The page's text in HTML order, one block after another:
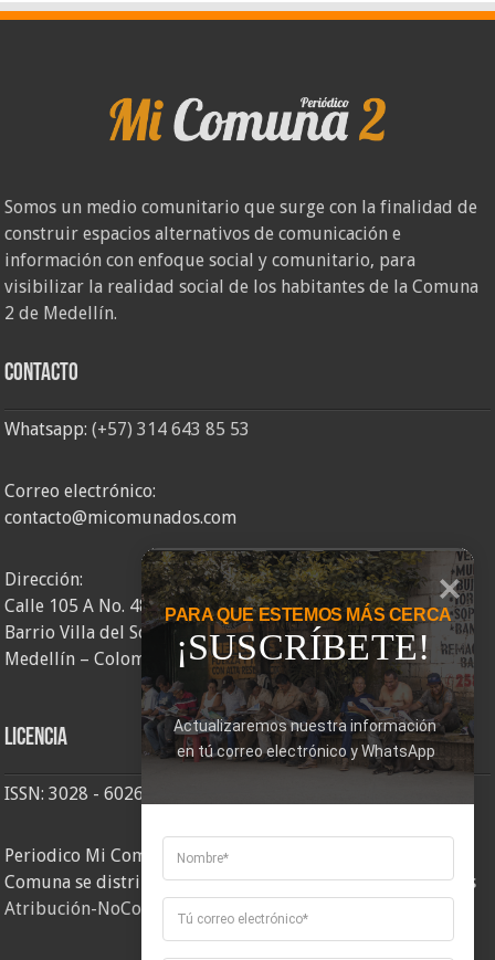
Somos un medio comunitario que surge con la finalidad de
construir espacios alternativos de comunicación e
información con enfoque social y comunitario, para
visibilizar la realidad social de los habitantes de la Comuna
2 de Medellín.
Contacto
Whatsapp:(+57) 314 643 85 53
Correo electrónico:
contacto@micomunados.com
Dirección:
Calle 105 A No. 48AA – 58
Barrio Villa del Socorro
Medellín – Colombia
Licencia
ISSN: 3028 - 6026
Periodico Mi Comuna 2, elaborado por Corporación Mi
Comuna se distribuye bajo unaLicencia Creative Commons
Atribución-NoComercial-CompartirIgual 4.0 Internacional
PARA QUE ESTEMOS MÁS CERCA
¡SUSCRÍBETE!
Actualizaremos nuestra información
en tú correo electrónico y WhatsApp